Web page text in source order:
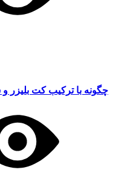
چگونه با ترکیب کت بلیزر